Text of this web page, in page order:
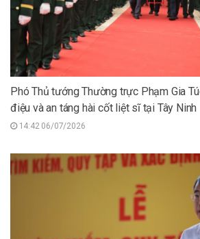
Phó Thủ tướng Thường trực Phạm Gia
điệu và an táng hài cốt liệt sĩ tại Tây Ninh
14:42 06/07/2026